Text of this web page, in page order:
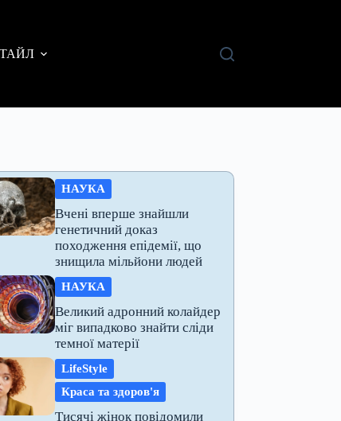
НАУКА
Вчені вперше знайшли
генетичний доказ
походження епідемії, що
знищила мільйони людей
НАУКА
Великий адронний колайдер
міг випадково знайти сліди
темної матерії
LifeStyle
Краса та здоров'я
Тисячі жінок повідомили